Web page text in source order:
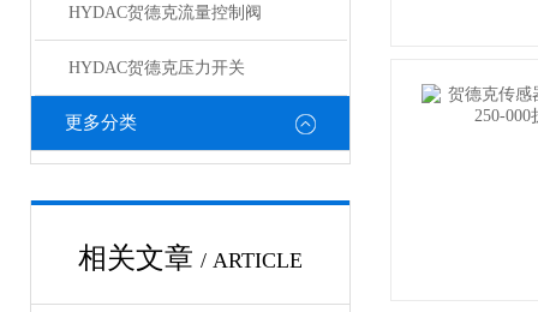
HYDAC贺德克流量控制阀
HYDAC贺德克压力开关
更多分类
相关文章 / ARTICLE